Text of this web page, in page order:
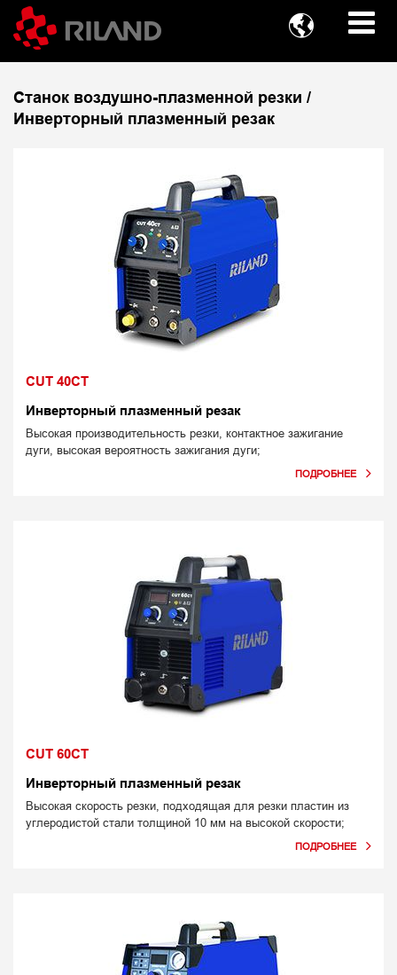

Станок воздушно-плазменной резки /
Инверторный плазменный резак
CUT 40CT
Инверторный плазменный резак
Высокая производительность резки, контактное зажигание
дуги, высокая вероятность зажигания дуги;
CUT 60CT
Инверторный плазменный резак
Высокая скорость резки, подходящая для резки пластин из
углеродистой стали толщиной 10 мм на высокой скорости;